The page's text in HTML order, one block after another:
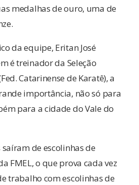
medalhas de ouro, uma de
da equipe, Eritan José
é treinador da Seleção
Catarinense de Karatê), a
importância, não só para
para a cidade do Vale do
saíram de escolinhas de
FMEL, o que prova cada vez
trabalho com escolinhas de